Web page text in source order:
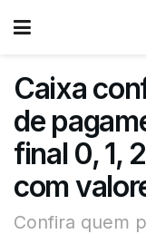
Caixa
de
final 0, 1,
com
Confira quem